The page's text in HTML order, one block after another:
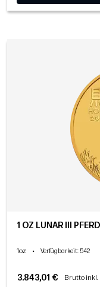
1 OZ LUNAR III
1oz • Verfügbarkeit: 542
3.843,01 € Brutto inkl.